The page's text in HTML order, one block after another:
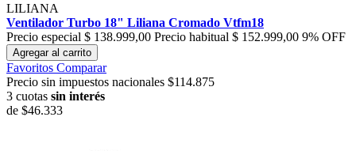
LILIANA
Ventilador Turbo 18" Liliana Cromado Vtfm18
Precio especial $ 138.999,00 Precio habitual $ 152.999,00 9% OFF
Agregar al carrito
Favoritos Comparar
Precio sin impuestos nacionales $114.875
3 cuotas sin interés
de $46.333